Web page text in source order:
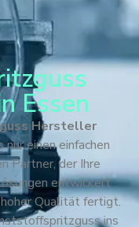
Essen
Hersteller
einen einfachen
Partner, der Ihre
entwickelt
Qualität fertigt.
ins